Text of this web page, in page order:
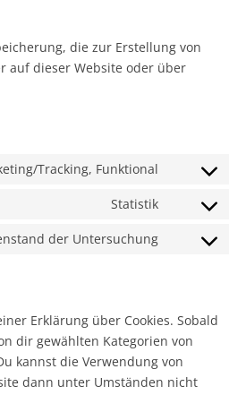
die zur Erstellung von
auf dieser Website oder über
Tracking, Funktional
Statistik
der Untersuchung
Erklärung über Cookies. Sobald
dir gewählten Kategorien von
kannst die Verwendung von
dann unter Umständen nicht